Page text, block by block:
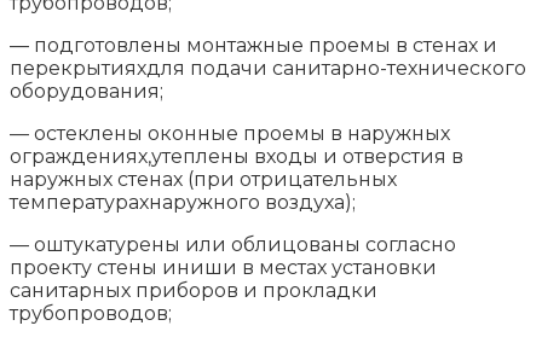
— подготовлены монтажные проемы в стенах и
перекрытияхдля подачи санитарно-технического
оборудования;
— остеклены оконные проемы в наружных
ограждениях,утеплены входы и отверстия в
наружных стенах (при отрицательных
температурахнаружного воздуха);
— оштукатурены или облицованы согласно
проекту стены иниши в местах установки
санитарных приборов и прокладки
трубопроводов;